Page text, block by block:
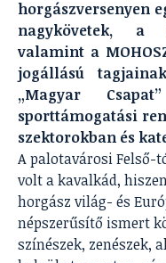
horgászversenyen
nagykövetek, a
valamint a
jogállású
„Magyar
sporttámogatási
szektorokban és
A palotavárosi Felső-
volt a kavalkád,
horgász világ- és
népszerűsítő ismert
színészek, zenészek,